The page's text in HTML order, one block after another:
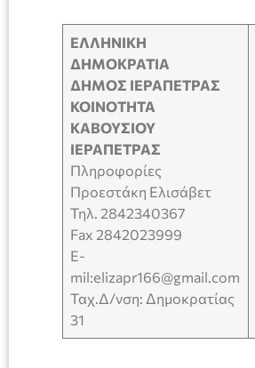
ΕΛΛΗΝΙΚΗ
ΔΗΜΟΚΡΑΤΙΑ
ΔΗΜΟΣ ΙΕΡΑΠΕΤΡΑΣ
KOINOTHTA
ΚΑΒΟΥΣΙΟΥ
ΙΕΡΑΠΕΤΡΑΣ
Πληροφορίες
Προεστάκη Ελισάβετ
Τηλ. 2842340367
Fax 2842023999
E-
mil:elizapr166@gmail.com
Ταχ.Δ/νση: Δημοκρατίας
31